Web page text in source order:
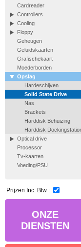
Cardreader
Controllers
Cooling
Floppy
Geheugen
Geluidskaarten
Grafischekaart
Moederborden
Opslag
Hardeschijven
Solid State Drive
Nas
Brackets
Harddisk Behuizing
Harddisk
Optical drive
Processor
Tv-kaarten
Voeding/PSU
Prijzen Inc. Btw :
ONZE
DIENSTEN